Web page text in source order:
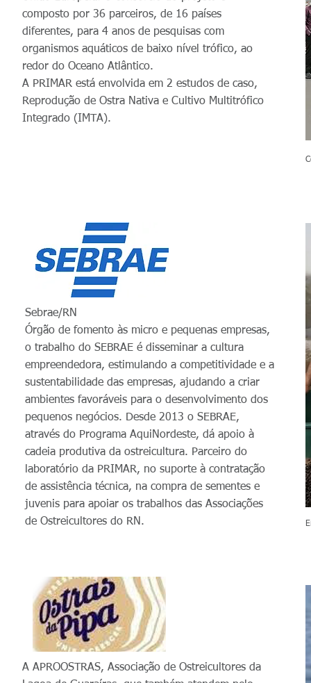
composto por 36 parceiros, de 16 países
diferentes, para 4 anos de pesquisas com
organismos aquáticos de baixo nível trófico, ao
redor do Oceano Atlântico.
A PRIMAR está envolvida em 2 estudos de caso,
Reprodução de Ostra Nativa e Cultivo Multitrófico
Integrado (IMTA).
Sebrae/RN
Órgão de fomento às micro e pequenas empresas,
o trabalho do SEBRAE é disseminar a cultura
empreendedora, estimulando a competitividade e a
sustentabilidade das empresas, ajudando a criar
ambientes favoráveis para o desenvolvimento dos
pequenos negócios. Desde 2013 o SEBRAE,
através do Programa AquiNordeste, dá apoio à
cadeia produtiva da ostreicultura. Parceiro do
laboratório da PRIMAR, no suporte à contratação
de assistência técnica, na compra de sementes e
juvenis para apoiar os trabalhos das Associações
de Ostreicultores do RN.
A APROOSTRAS, Associação de Ostreicultores da